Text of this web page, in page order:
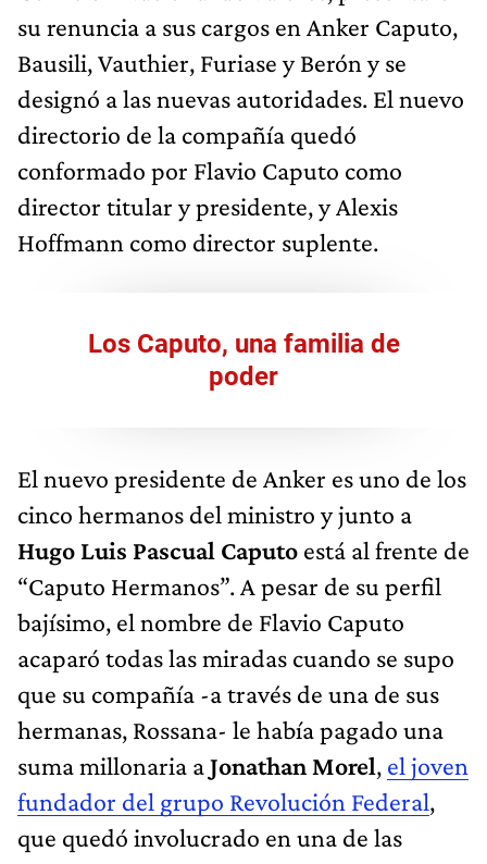
su renuncia a sus cargos en Anker Caputo,
Bausili, Vauthier, Furiase y Berón y se
designó a las nuevas autoridades. El nuevo
directorio de la compañía quedó
conformado por Flavio Caputo como
director titular y presidente, y Alexis
Hoffmann como director suplente.
Los Caputo, una familia de
poder
El nuevo presidente de Anker es uno de los
cinco hermanos del ministro y junto a
Hugo Luis Pascual Caputo está al frente de
“Caputo Hermanos”. A pesar de su perfil
bajísimo, el nombre de Flavio Caputo
acaparó todas las miradas cuando se supo
que su compañía -a través de una de sus
hermanas, Rossana- le había pagado una
suma millonaria aJonathan Morel, el joven
fundador del grupo Revolución Federal,
que quedó involucrado en una de las